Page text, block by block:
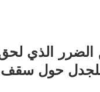
الذي لحق
حول سقف